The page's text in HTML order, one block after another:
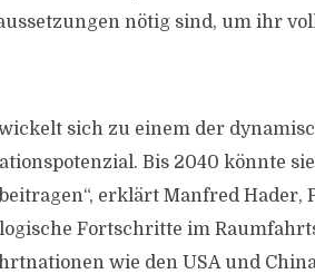
nötig sind, um ihr
sich zu einem der
Bis 2040 könnte
erklärt Manfred Hader,
Fortschritte im
wie den USA und